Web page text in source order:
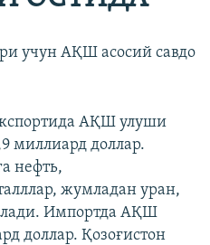
учун АҚШ асосий савдо
АҚШ улуши
миллиард доллар.
нефть,
жумладан уран,
Импортда АҚШ
доллар. Қозоғистон